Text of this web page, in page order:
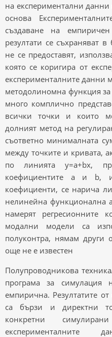
на експериментални
основа
създаване на
резултати се съхраняват
не се предоставят,
която се коригира от
експерименталните данни
методолиномна функция
много комплично
всички точки и които
долният метод на
съответно минималната
между точките и кривата,
по линията y=a+bx,
коефициентите a и b,
коефициенти, се нарича
нелинейна функционална
намерят регресионните
модални модели са
полуконтра, нямам други
още не е известен
Полупроводникова
програма за симулация
емпирична. Резултатите
са бързи и директни
конкретни
експерименталните